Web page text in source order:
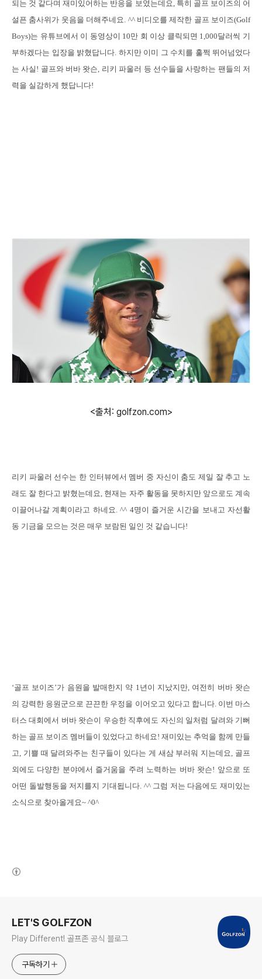
되는 것 같다며 재미있어하는 반응을 보였는데요 특히 골프 보이즈의 어
설픈 춤사위가 웃음을 더해주네요 . ^^ 비디오를 제작한 골프 보이즈(Golf
Boys)는 유튜브에서 이 동영상이 10만 회 이상 클릭되면 1,000달러씩 기
부하겠다는 입장을 밝혔답니다 하지만 이미 그 수치를 훌쩍 뛰어넘었다
는 사실 ! 골프와 버바 왓슨 리키 파울러 등 선수들을 사랑하는 팬들의 저
력을 실감하게 했답니다!
<출처: golfzon.com>
리키 파울러 선수는 한 인터뷰에서 멤버 중 자신이 춤도 제일 잘 추고 노
래도 잘 한다고 밝혔는데요 현재는 자주 활동을 못하지만 앞으로도 계속
이끌어나갈 계획이라고 하네요 . ^^ 4명이 즐거운 시간을 보내고 자선활
동 기금을 모으는 것은 매우 보람된 일인 것 같습니다!
‘골프 보이즈’가 음원을 발매한지 약 1 년이 지났지만 여전히 버바 왓슨
의 강력한 응원군으로 끈끈한 우정을 이어오고 있다고 합니다. 이번 마스
터스 대회에서 버바 왓슨이 우승한 직후에도 자신의 일처럼 달려와 기뻐
하는 골프 보이즈 멤버들이 있었다고 하네요 ! 재미있는 추억을 함께 만들
고
기쁠 때 달려와주는 친구들이 있다는 게 새삼 부러워 지는데요
골프
외에도 다양한 분야에서 즐거움을 주려 노력하는 버바 왓슨! 앞으로 또
어떤 돌발행동을 저지를지 기대됩니다. ^^ 그럼 저는 다음에도 재미있는
소식으로 찾아올게요~ ^0^
LET'S GOLFZON
Play Different! 골프존 공식 블로그
구독하기